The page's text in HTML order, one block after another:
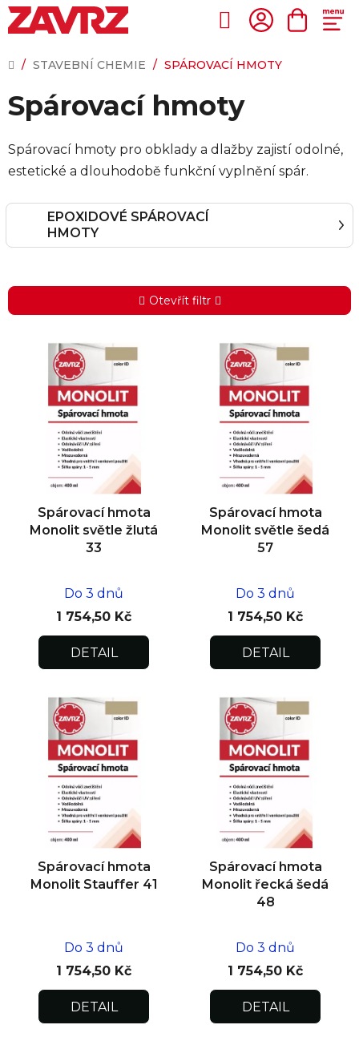
Přejít
na
Hledat
DOMŮ
/ STAVEBNÍ CHEMIE / SPÁROVACÍ HMOTY
Spárovací hmoty
Spárovací hmoty pro obklady a dlažby zajistí odolné,
estetické a dlouhodobě funkční vyplnění spár.
EPOXIDOVÉ SPÁROVACÍ
HMOTY
Otevřít filtr
Spárovací hmota
Monolit světle žlutá
33
Do 3 dnů
1 754,50 Kč
DETAIL
Spárovací hmota
Monolit světle šedá
57
Do 3 dnů
1 754,50 Kč
DETAIL
Spárovací hmota
Monolit Stauffer 41
Do 3 dnů
1 754,50 Kč
DETAIL
Spárovací hmota
Monolit řecká šedá
48
Do 3 dnů
1 754,50 Kč
DETAIL